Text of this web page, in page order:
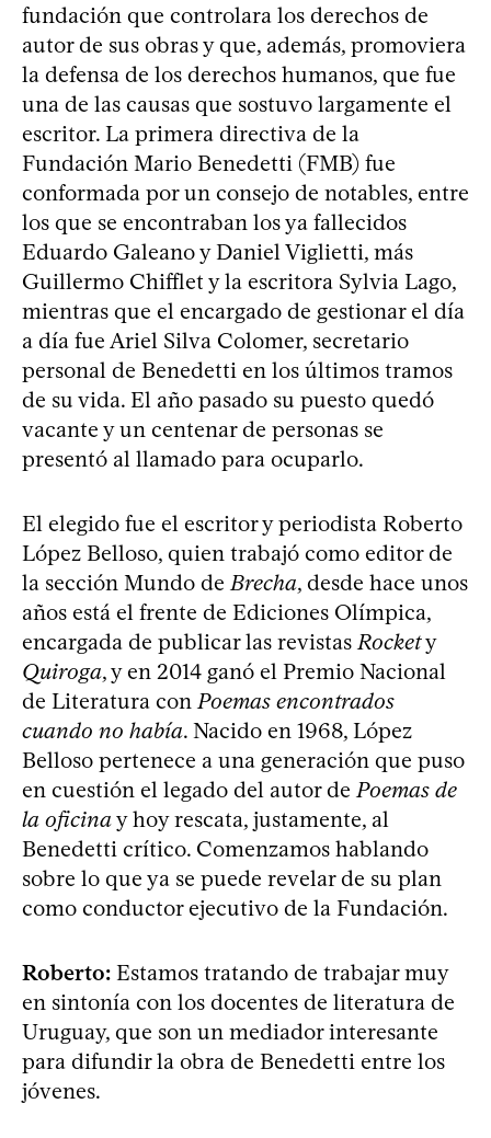
fundación que controlara los derechos de
autor de sus obras y que, además, promoviera
la defensa de los derechos humanos, que fue
una de las causas que sostuvo largamente el
escritor. La primera directiva de la
Fundación Mario Benedetti (FMB) fue
conformada por un consejo de notables, entre
los que se encontraban los ya fallecidos
Eduardo Galeano y Daniel Viglietti, más
Guillermo Chifflet y la escritora Sylvia Lago,
mientras que el encargado de gestionar el día
a día fue Ariel Silva Colomer, secretario
personal de Benedetti en los últimos tramos
de su vida. El año pasado su puesto quedó
vacante y un centenar de personas se
presentó al llamado para ocuparlo.
El elegido fue el escritor y periodista Roberto
López Belloso, quien trabajó como editor de
la sección Mundo de Brecha, desde hace unos
años está el frente de Ediciones Olímpica,
encargada de publicar las revistas Rockety
Quiroga, y en 2014 ganó el Premio Nacional
de Literatura con Poemas encontrados
cuando no había. Nacido en 1968, López
Belloso pertenece a una generación que puso
en cuestión el legado del autor de Poemas de
la oficinay hoy rescata, justamente, al
Benedetti crítico. Comenzamos hablando
sobre lo que ya se puede revelar de su plan
como conductor ejecutivo de la Fundación.
Roberto: Estamos tratando de trabajar muy
en sintonía con los docentes de literatura de
Uruguay, que son un mediador interesante
para difundir la obra de Benedetti entre los
jóvenes.